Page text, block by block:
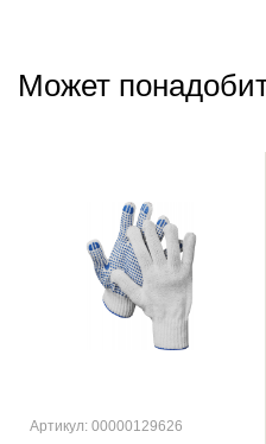
Может
Артикул: 00000129626